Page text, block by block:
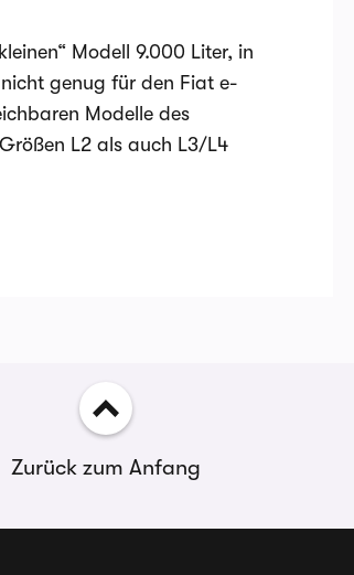
Modell 9.000 Liter, in
genug für den Fiat e-
Modelle des
L2 als auch L3/L4
Zurück zum Anfang